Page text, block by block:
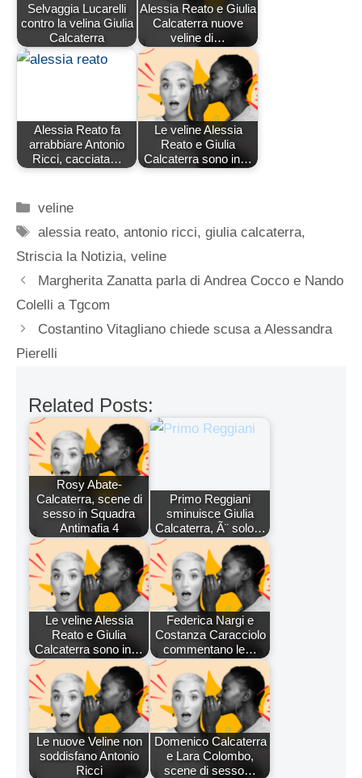
Selvaggia Lucarelli
contro la velina Giulia
Calcaterra
Alessia Reato e Giulia
Calcaterra nuove
veline di…
Alessia Reato fa
arrabbiare Antonio
Ricci, cacciata…
Le veline Alessia
Reato e Giulia
Calcaterra sono in…
Categorie
veline
Tag
alessia reato,antonio ricci,giulia calcaterra,
Striscia la Notizia, veline
Margherita Zanatta parla di Andrea Cocco e Nando
Colelli a Tgcom
Costantino Vitagliano chiede scusa a Alessandra
Pierelli
Related Posts:
Rosy Abate-
Calcaterra, scene di
sesso in Squadra
Antimafia 4
Primo Reggiani
sminuisce Giulia
Calcaterra, Ã¨ solo…
Le veline Alessia
Reato e Giulia
Calcaterra sono in…
Federica Nargi e
Costanza Caracciolo
commentano le…
Le nuove Veline non
soddisfano Antonio
Ricci
Domenico Calcaterra
e Lara Colombo,
scene di sesso…